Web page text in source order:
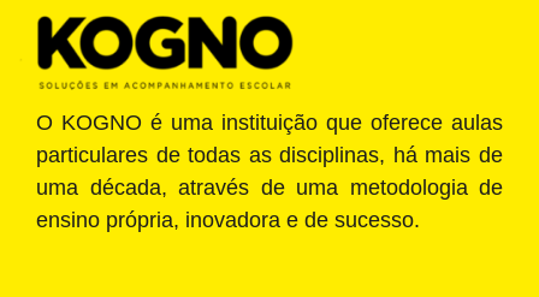
O KOGNO é uma instituição que oferece aulas
particulares de todas as disciplinas, há mais de
uma década, através de uma metodologia de
ensino própria, inovadora e de sucesso.